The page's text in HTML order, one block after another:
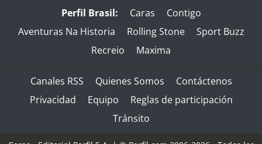
Perfil Brasil: Caras
Contigo
Aventuras Na Historia
Rolling Stone
Sport Buzz
Recreio
Maxima
Canales RSS Quienes Somos
Contáctenos
Privacidad
Equipo
Reglas de participación
Tránsito